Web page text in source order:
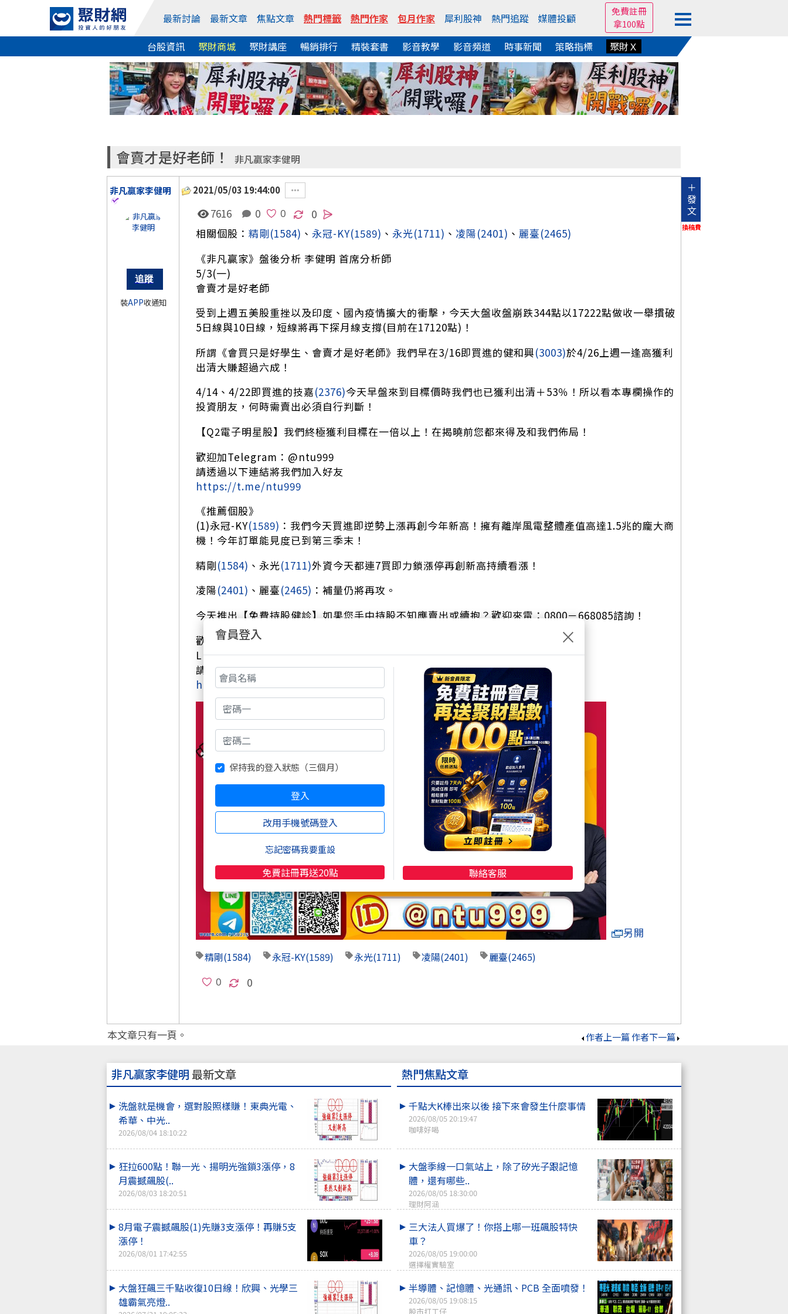
最新討論 最新文章 焦點文章 熱門標籤 熱門作家 包月作家 犀利股神 熱門追蹤 媒體投顧
免費註冊
拿100點
台股資訊 聚財商城 聚財講座 暢銷排行 精裝套書 影音教學 影音頻道 時事新聞 策略指標 聚財Ｘ
會賣才是好老師！ 非凡贏家李健明
非凡贏家李健明
裝APP收通知
2021/05/03 19:44:00
＋
發
文
換稿費
7616 0 0
相關個股： 精剛(1584) 、 永冠-KY(1589) 、 永光(1711) 、 凌陽(2401) 、 麗臺(2465)
《非凡贏家》盤後分析 李健明 首席分析師
5/3(一)
會賣才是好老師
受到上週五美股重挫以及印度、國內疫情擴大的衝擊，今天大盤收盤崩跌344點以17222點做收一舉摜破
5日線與10日線，短線將再下探月線支撐(目前在17120點)！
所謂《會買只是好學生、會賣才是好老師》我們早在3/16即買進的健和興(3003)於4/26上週一逢高獲利
出清大賺超過六成！
4/14、4/22即買進的技嘉(2376)今天早盤來到目標價時我們也已獲利出清＋53％！所以看本專欄操作的
投資朋友，何時需賣出必須自行判斷！
【Q2電子明星股】我們終極獲利目標在一倍以上！在揭曉前您都來得及和我們佈局！
歡迎加Telegram：@ntu999
請透過以下連結將我們加入好友
https://t.me/ntu999
《推薦個股》
(1)永冠-KY(1589) ：我們今天買進即逆勢上漲再創今年新高！擁有離岸風電整體產值高達1.5兆的龐大商
機！今年訂單能見度已到第三季末！
精剛(1584) 、永光(1711)外資今天都連7買即力鎖漲停再創新高持續看漲！
凌陽(2401) 、麗臺(2465) ：補量仍將再攻。
今天推出【免費持股健診】如果您手中持股不知應賣出或續抱？歡迎來電：0800－668085諮詢！
歡迎加入【非凡贏家】LINE@好友
LINE ID: @ntu999
請透過以下連結將我們加入好友
https://line.me/R/ti/p/%40ntu999
另開
精剛(1584) 永冠-KY(1589) 永光(1711) 凌陽(2401) 麗臺(2465)
0
本文章只有一頁。 作者上一篇作者下一篇
非凡贏家李健明最新文章
洗盤就是機會，選對股照樣賺！東典光電、
希華、中光..
2026/08/04 18:10:22
狂拉600點！聯一光、揚明光強鎖3漲停，8
月震撼飆股(..
2026/08/03 18:20:51
8月電子震撼飆股(1)先賺3支漲停！再賺5支
漲停！
2026/08/01 17:42:55
大盤狂飆三千點收復10日線！欣興、光學三
雄霸氣亮燈..
熱門焦點文章
千點大K棒出來以後 接下來會發生什麼事情
2026/08/05 20:19:47
咖啡好喝
大盤季線一口氣站上，除了矽光子跟記憶
體，還有哪些..
2026/08/05 18:30:00
理財阿涵
三大法人買爆了！你搭上哪一班飆股特快
車？
2026/08/05 19:00:00
選擇權實驗室
半導體、記憶體、光通訊、PCB 全面噴發！
2026/08/05 19:08:15
股市打工仔
會員登入 ×
保持我的登入狀態（三個月）
登入
改用手機號碼登入
忘記密碼我要重設
免費註冊再送20點 聯絡客服